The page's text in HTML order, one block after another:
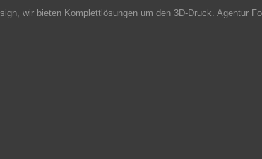
wir bieten Komplettlösungen um den 3D-Druck. Agentur